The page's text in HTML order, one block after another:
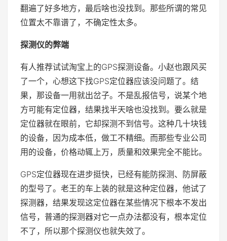
翻遍了好多地方，最后啥也没找到。那些所谓的常见
位置太不靠谱了，不确定性太多。
探测仪的弊端
有人推荐试试淘宝上的GPS探测设备。小赵也跟风买
了一个，心想这下找GPS定位器应该没问题了。结
果，那设备一用就出岔子。不是乱报信号，说某个地
方可能有定位器，结果找半天啥也没找到。要么就是
定位器就在眼前，它却探测不到信号。这种几十块钱
的设备，因为成本低，做工不精细。而那些专业公司
用的设备，价格动辄上万，质量和效果完全不能比。
GPS定位器现在进步挺快，已经有能防探测、防屏蔽
的型号了。老王的车上装的就是这种定位器，他试了
探测器，结果发现这定位器在某些情况下根本不发出
信号，普通的探测器对它一点办法都没有，根本定位
不了，所以那个探测仪也就失效了。